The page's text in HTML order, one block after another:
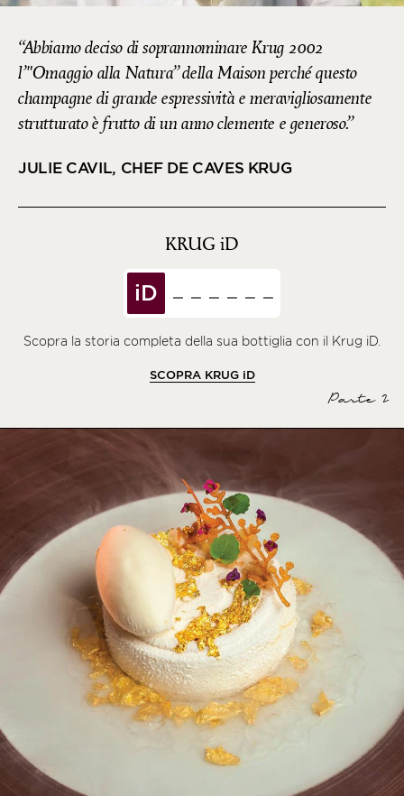
Abbiamo deciso di soprannominare Krug 2002
l’"Omaggio alla Natura” della Maison perché questo
champagne di grande espressività e meravigliosamente
strutturato è frutto di un anno clemente e generoso.
JULIE CAVIL, CHEF DE CAVES KRUG
KRUG iD
iD
Scopra la storia completa della sua bottiglia con il Krug iD.
SCOPRA KRUG iD
Parte 2